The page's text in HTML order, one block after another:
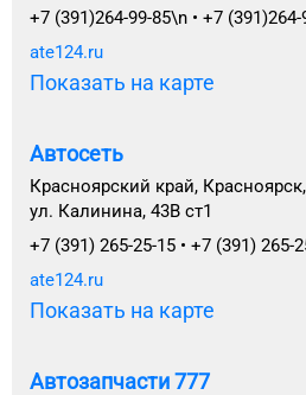
+7 (391)264-99-85\n • +7 (391)264-
ate124.ru
Показать на карте
Автосеть
Красноярский край, Красноярск,
ул. Калинина, 43В ст1
+7 (391) 265-25-15 • +7 (391) 265-
ate124.ru
Показать на карте
Автозапчасти 777